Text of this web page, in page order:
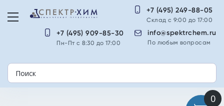
info@spektrchem.ru
По любым вопросам
+7 (495) 249-88-05
Склад с 9:00 до 17:00
+7 (495) 909-85-30
Пн-Пт с 8:30 до 17:00